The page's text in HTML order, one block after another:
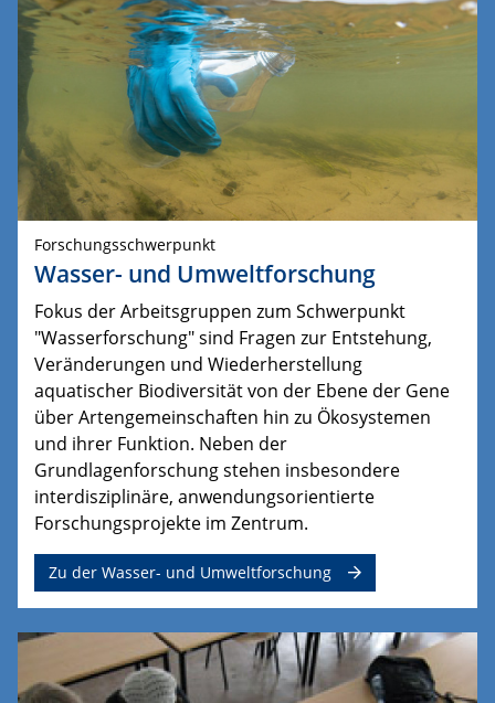
Forschungsschwerpunkt
Wasser- und Umweltforschung
Fokus der Arbeitsgruppen zum Schwerpunkt
"Wasserforschung" sind Fragen zur Entstehung,
Veränderungen und Wiederherstellung
aquatischer Biodiversität von der Ebene der Gene
über Artengemeinschaften hin zu Ökosystemen
und ihrer Funktion. Neben der
Grundlagenforschung stehen insbesondere
interdisziplinäre, anwendungsorientierte
Forschungsprojekte im Zentrum.
Zu der Wasser- und Umweltforschung